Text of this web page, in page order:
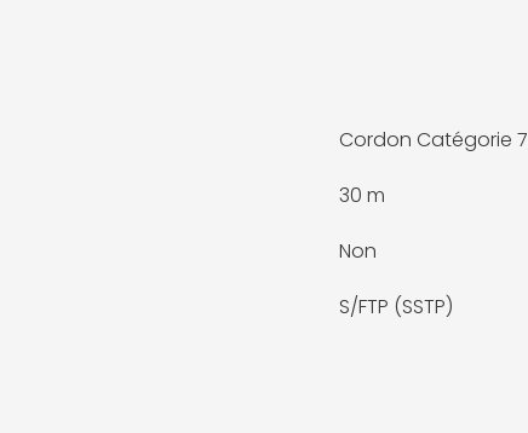
Cordon Catégorie 7
30 m
Non
S/FTP (SSTP)